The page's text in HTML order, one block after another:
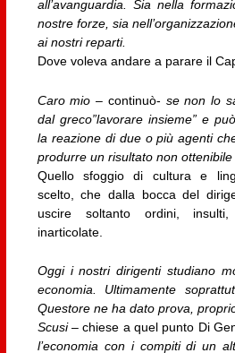
all’avanguardia. Sia nella
nostre forze, sia
ai nostri reparti.
Dove voleva andare a parare il
Caro mio – continuò- se non lo
dal greco”lavorare insieme” e
la reazione di due o più agenti
produrre un risultato non ottenibile
Quello sfoggio di cultura e
scelto, che dalla bocca del
uscire soltanto ordini,
inarticolate.
Oggi i nostri dirigenti studiano
economia. Ultimamente
Questore ne ha dato prova,
Scusi– chiese a quel punto Di
l’economia con i compiti di un